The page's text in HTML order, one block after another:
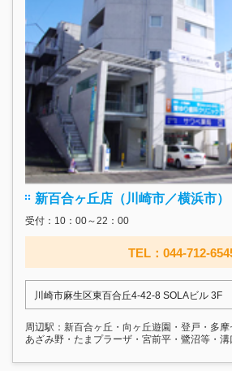
新百合ヶ丘店（川崎市／横浜市）
受付：10：00～22：00
TEL：044-712-
川崎市麻生区東百合丘4-42-8 SOLAビル 3F
周辺駅：新百合ヶ丘・向ヶ丘遊園・登戸・多摩
あざみ野・たまプラーザ・宮前平・鷺沼等・溝